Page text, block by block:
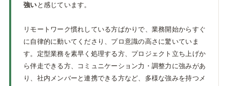
強い と感じています。
リモートワーク慣れしている方ばかりで、業務開始からすぐ
に自律的に動いてくださり、プロ意識の高さに驚いていま
す。定型業務を素早く処理する方、プロジェクト立ち上げか
ら伴走できる方、コミュニケーション力・調整力に強みがあ
り、社内メンバーと連携できる方など、多様な強みを持つメ